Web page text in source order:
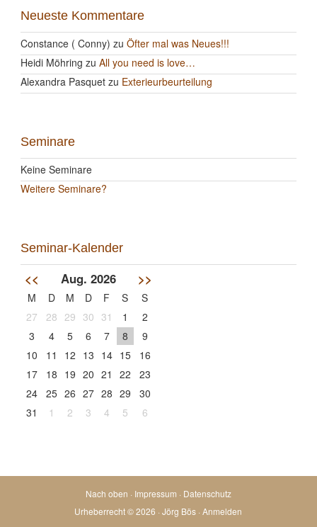
Neueste Kommentare
Constance ( Conny) zu Öfter mal was Neues!!!
Heidi Möhring zu All you need is love…
Alexandra Pasquetzu Exterieurbeurteilung
Seminare
Keine Seminare
Weitere Seminare?
Seminar-Kalender
<< Aug. 2026 >>
M D M D F S
S
27
28 29 30 31 1
2
3
4 5 6 7 8
9
10
11 12 13 14 15
16
17
18 19 20 21 22
23
24
25 26 27 28 29
30
31
1 2 3 4 5 6
Nach oben · Impressum · Datenschutz
Urheberrecht © 2026 ·Jörg Bös ·Anmelden